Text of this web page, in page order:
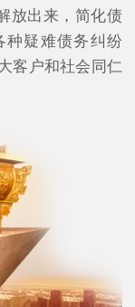
放出来，简化债
种疑难债务纠纷
客户和社会同仁